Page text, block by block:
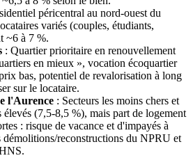
péricentral au nord-ouest du
variés (couples, étudiants,
~6 à 7 %.
: Quartier prioritaire en renouvellement
en mieux », vocation écoquartier
bas, potentiel de revalorisation à long
sur le locataire.
l'Aurence : Secteurs les moins chers et
élevés (7,5-8,5 %), mais part de logement
: risque de vacance et d'impayés à
démolitions/reconstructions du NPRU et